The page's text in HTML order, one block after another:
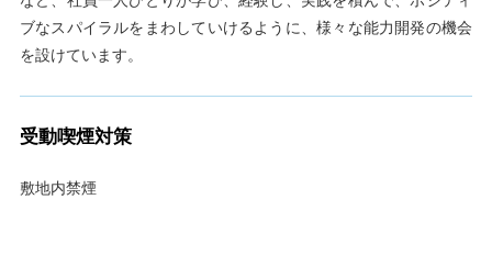
ブなスパイラルをまわしていけるように、様々な能力開発の機会
を設けています。
受動喫煙対策
敷地内禁煙